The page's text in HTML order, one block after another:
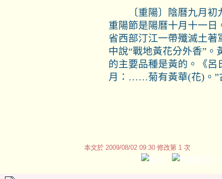
〔重陽〕陰曆九月初
重陽節是陽曆十月十一
省西部汀江一帶殲滅土
中說“戰地黃花分外香”
的主要品種是黃的。《呂
月：……菊有黃華(花) 。
本文於 2009/08/02 09:30 修改第 1 次